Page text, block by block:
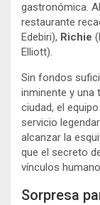
gastronómica.
restaurante
Edebiri), Richie
Elliott).
Sin fondos
inminente y una
ciudad, el
servicio
alcanzar la
que el secreto
vínculos
Sorpresa